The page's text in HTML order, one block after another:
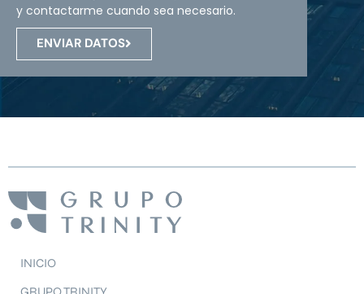
y contactarme cuando sea necesario.
ENVIAR DATOS
INICIO